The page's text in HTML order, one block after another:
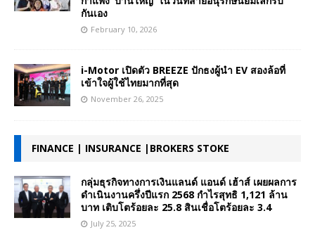
กันเอง
February 10, 2026
i-Motor เปิดตัว BREEZE ปักธงผู้นำ EV สองล้อที่
เข้าใจผู้ใช้ไทยมากที่สุด
November 26, 2025
FINANCE | INSURANCE |BROKERS STOKE
กลุ่มธุรกิจทางการเงินแลนด์ แอนด์ เฮ้าส์ เผยผลการ
ดำเนินงานครึ่งปีแรก 2568 กำไรสุทธิ 1,121 ล้าน
บาท เติบโตร้อยละ 25.8 สินเชื่อโตร้อยละ 3.4
July 25, 2025